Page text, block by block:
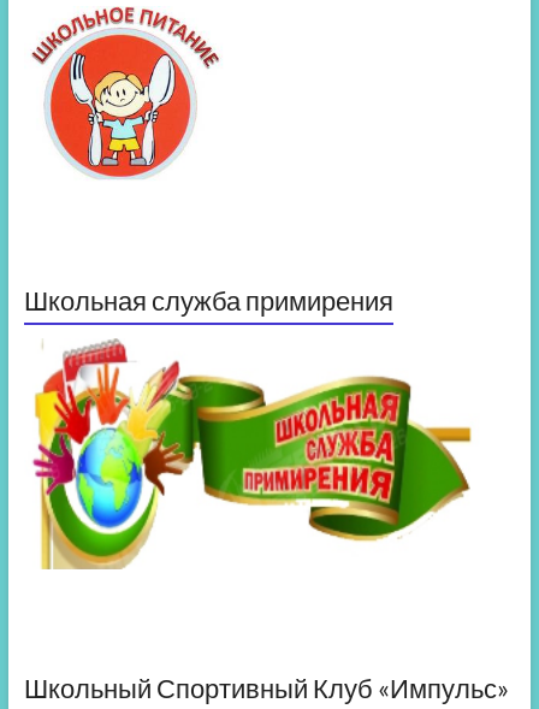
Школьная служба примирения
Школьный Спортивный Клуб «Импульс»